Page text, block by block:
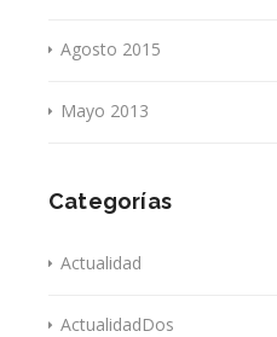
Agosto 2015
Mayo 2013
Categorías
Actualidad
ActualidadDos